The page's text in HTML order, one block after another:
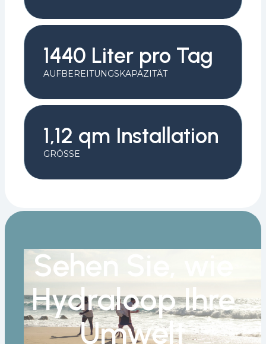
1440 Liter pro Tag
AUFBEREITUNGSKAPAZITÄT
1,12 qm Installation
GRÖSSE
Sehen Sie, wie
Hydraloop Ihre
Umwelt